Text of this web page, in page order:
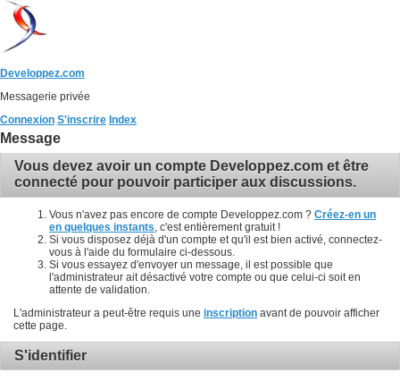
Developpez.com
Messagerie privée
Connexion S'inscrire Index
Message
Vous devez avoir un compte Developpez.com et être
connecté pour pouvoir participer aux discussions.
Vous n'avez pas encore de compte Developpez.com ? Créez-en un
en quelques instants , c'est entièrement gratuit !
Si vous disposez déjà d'un compte et qu'il est bien activé, connectez-
vous à l'aide du formulaire ci-dessous.
Si vous essayez d'envoyer un message, il est possible que
l'administrateur ait désactivé votre compte ou que celui-ci soit en
attente de validation.
L'administrateur a peut-être requis une inscription avant de pouvoir afficher
cette page.
S'identifier